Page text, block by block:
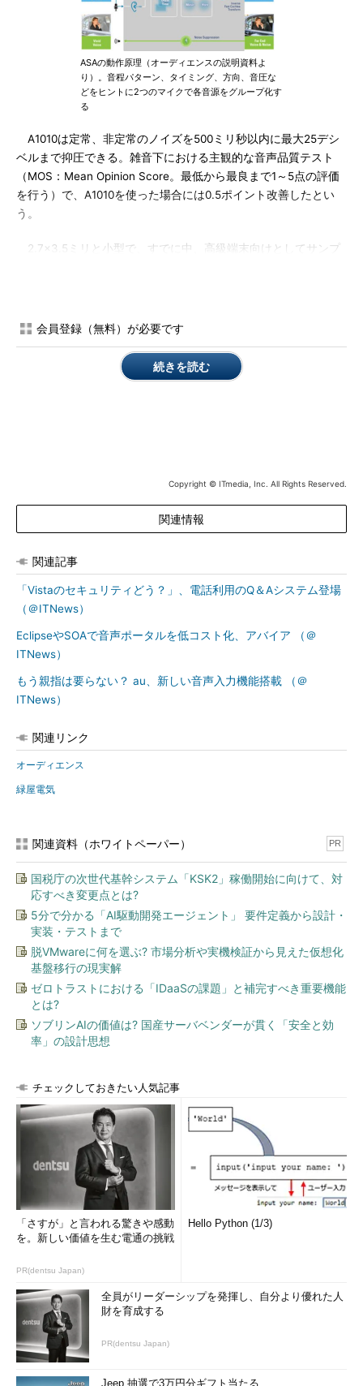
ASAの動作原理（オーディエンスの説明資料よ
り）。音程パターン、タイミング、方向、音圧な
どをヒントに2つのマイクで各音源をグループ化す
る
A1010は定常、非定常のノイズを500ミリ秒以内に最大25デシ
ベルまで抑圧できる。雑音下における主観的な音声品質テスト
（MOS：Mean Opinion Score。最低から最良まで1～5点の評価
を行う）で、A1010を使った場合には0.5ポイント改善したとい
う。
2.7×3.5ミリと小型で、すでに中、高級端末向けとしてサンプ
う。なお、A1010の世界初の採用例として、NTTドコモ向けにシ
会員登録（無料）が必要です
続きを読む
Copyright © ITmedia, Inc. All Rights Reserved.
関連情報
関連記事
「Vistaのセキュリティどう？」、電話利用のQ＆Aシステム登場
（＠ITNews）
EclipseやSOAで音声ポータルを低コスト化、アバイア （＠
ITNews）
もう親指は要らない？ au、新しい音声入力機能搭載 （＠
ITNews）
関連リンク
オーディエンス
緑屋電気
関連資料（ホワイトペーパー） PR
国税庁の次世代基幹システム「KSK2」稼働開始に向けて、対
応すべき変更点とは?
5分で分かる「AI駆動開発エージェント」 要件定義から設計・
実装・テストまで
脱VMwareに何を選ぶ? 市場分析や実機検証から見えた仮想化
基盤移行の現実解
ゼロトラストにおける「IDaaSの課題」と補完すべき重要機能
とは?
ソブリンAIの価値は? 国産サーバベンダーが貫く「安全と効
率」の設計思想
チェックしておきたい人気記事
「さすが」と言われる驚きや感動
を。新しい価値を生む電通の挑戦
PR(dentsu Japan)
Hello Python (1/3)
全員がリーダーシップを発揮し、自分より優れた人
財を育成する
PR(dentsu Japan)
Jeep 抽選で3万円分ギフト当たる